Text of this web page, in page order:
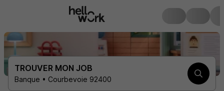
TROUVER MON JOB
Banque • Courbevoie 92400